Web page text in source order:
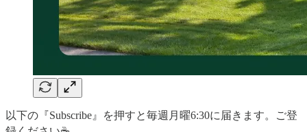
以下の『Subscribe』を押すと毎週月曜6:30に届きます。ご登